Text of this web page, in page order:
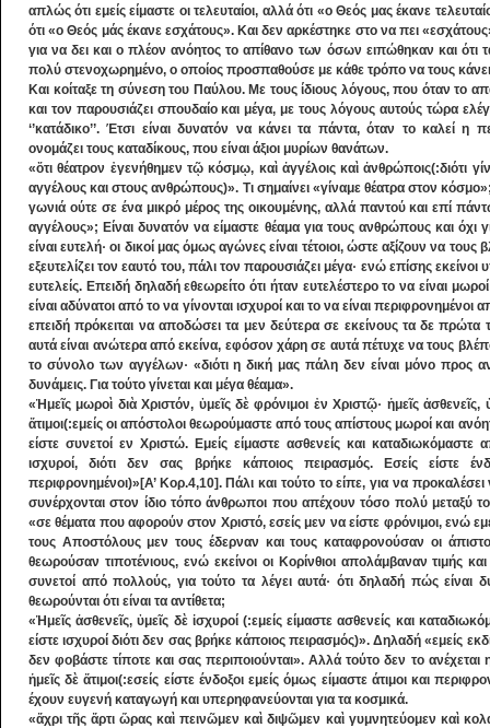
απλώς ότι εμείς είμαστε οι τελευταίοι, αλλά ότι «ο Θεός μας έκανε
ότι «ο Θεός μάς έκανε εσχάτους». Και δεν αρκέστηκε στο να πει
για να δει και ο πλέον ανόητος το απίθανο των όσων ειπώθηκαν και
πολύ στενοχωρημένο, ο οποίος προσπαθούσε με κάθε τρόπο να τους
Και κοίταξε τη σύνεση του Παύλου. Με τους ίδιους λόγους, που όταν το
και τον παρουσιάζει σπουδαίο και μέγα, με τους λόγους αυτούς τώρα
‘’κατάδικο’’. Έτσι είναι δυνατόν να κάνει τα πάντα, όταν το καλεί η
ονομάζει τους καταδίκους, που είναι άξιοι μυρίων θανάτων.
«ὅτι θέατρον ἐγενήθημεν τῷ κόσμῳ, καὶ ἀγγέλοις καὶ ἀνθρώποις(:διότι
αγγέλους και στους ανθρώπους)». Τι σημαίνει «γίναμε θέατρα στον
γωνιά ούτε σε ένα μικρό μέρος της οικουμένης, αλλά παντού και επί
αγγέλους»; Είναι δυνατόν να είμαστε θέαμα για τους ανθρώπους και όχι
είναι ευτελή· οι δικοί μας όμως αγώνες είναι τέτοιοι, ώστε αξίζουν να
εξευτελίζει τον εαυτό του, πάλι τον παρουσιάζει μέγα· ενώ επίσης
ευτελείς. Επειδή δηλαδή εθεωρείτο ότι ήταν ευτελέστερο το να είναι
είναι αδύνατοι από το να γίνονται ισχυροί και το να είναι περιφρονημένοι
επειδή πρόκειται να αποδώσει τα μεν δεύτερα σε εκείνους τα δε πρώτα
αυτά είναι ανώτερα από εκείνα, εφόσον χάρη σε αυτά πέτυχε να τους
το σύνολο των αγγέλων· «διότι η δική μας πάλη δεν είναι μόνο προς
δυνάμεις. Για τούτο γίνεται και μέγα θέαμα».
«Ἡμεῖς μωροὶ διὰ Χριστόν, ὑμεῖς δὲ φρόνιμοι ἐν Χριστῷ· ἡμεῖς ἀσθενεῖς,
ἄτιμοι(:εμείς οι απόστολοι θεωρούμαστε από τους απίστους μωροί και
είστε συνετοί εν Χριστώ. Εμείς είμαστε ασθενείς και
ισχυροί, διότι δεν σας βρήκε κάποιος πειρασμός. Εσείς είστε
περιφρονημένοι)»[Α’ Κορ.4,10]. Πάλι και τούτο το είπε, για να προκαλέσει
συνέρχονται στον ίδιο τόπο άνθρωποι που απέχουν τόσο πολύ μεταξύ
«σε θέματα που αφορούν στον Χριστό, εσείς μεν να είστε φρόνιμοι, ενώ
τους Αποστόλους μεν τους έδερναν και τους καταφρονούσαν οι
θεωρούσαν τιποτένιους, ενώ εκείνοι οι Κορίνθιοι απολάμβαναν τιμής
συνετοί από πολλούς, για τούτο τα λέγει αυτά· ότι δηλαδή πώς είναι
θεωρούνται ότι είναι τα αντίθετα;
«Ἡμεῖς ἀσθενεῖς, ὑμεῖς δὲ ἰσχυροί (:εμείς είμαστε ασθενείς και
είστε ισχυροί διότι δεν σας βρήκε κάποιος πειρασμός)». Δηλαδή «εμείς
δεν φοβάστε τίποτε και σας περιποιούνται». Αλλά τούτο δεν το
ἡμεῖς δὲ ἄτιμοι(:εσείς είστε ένδοξοι εμείς όμως είμαστε άτιμοι και
έχουν ευγενή καταγωγή και υπερηφανεύονται για τα κοσμικά.
«ἄχρι τῆς ἄρτι ὥρας καὶ πεινῶμεν καὶ διψῶμεν καὶ γυμνητεύομεν καὶ